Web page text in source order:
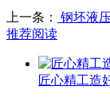
上一条： 钢坯液
推荐阅读
匠心精工造